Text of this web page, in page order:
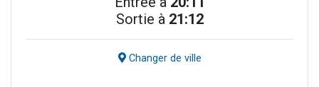
Sortie à 21:12
Changer de ville